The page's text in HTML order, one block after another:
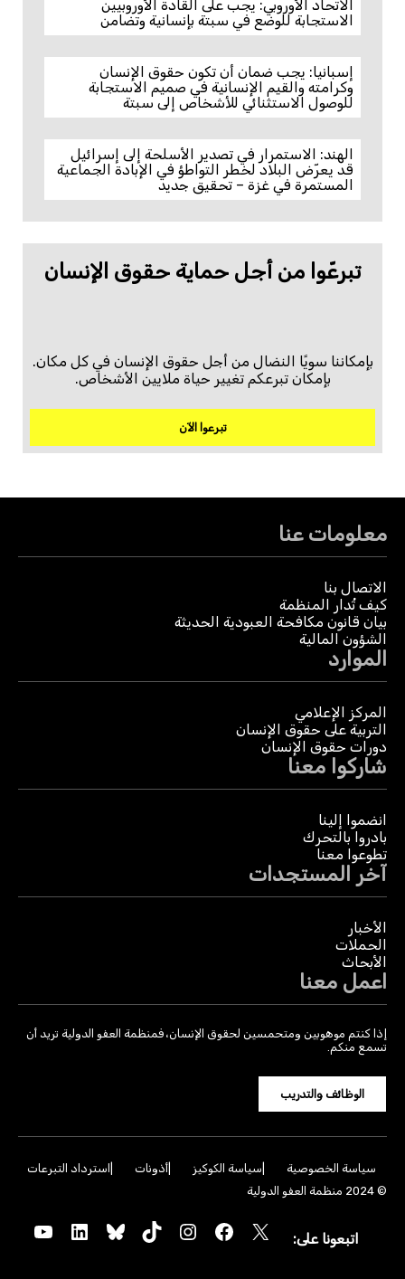
الاتحاد الأوروبي: يجب على القادة الأوروبيين
الاستجابة للوضع في سبتة بإنسانية وتضامن
إسبانيا: يجب ضمان أن تكون حقوق الإنسان
وكرامته والقيم الإنسانية في صميم الاستجابة
للوصول الاستثنائي للأشخاص إلى سبتة
الهند: الاستمرار في تصدير الأسلحة إلى إسرائيل
قد يعرّض البلاد لخطر التواطؤ في الإبادة الجماعية
المستمرة في غزة – تحقيق جديد
تبرعّوا من أجل حماية حقوق الإنسان
بإمكاننا سويًا النضال من أجل حقوق الإنسان في كل مكان.
بإمكان تبرعكم تغيير حياة ملايين الأشخاص.
تبرعوا الآن
معلومات عنا
الاتصال بنا
كيف تُدار المنظمة
بيان قانون مكافحة العبودية الحديثة
الشؤون المالية
الموارد
المركز الإعلامي
التربية على حقوق الإنسان
دورات حقوق الإنسان
شاركوا معنا
انضموا إلينا
بادروا بالتحرك
تطوعوا معنا
آخر المستجدات
الأخبار
الحملات
الأبحاث
اعمل معنا
إذا كنتم موهوبين ومتحمسين لحقوق الإنسان، فمنظمة العفو الدولية تريد أن
تسمع منكم.
الوظائف والتدريب
سياسة الخصوصية سياسة الكوكيز أذونات
استرداد التبرعات
© 2024 منظمة العفو الدولية
اتبعونا على: X
Facebook
Instagram
TikTok
Bluesky
LinkedIn
YouTube